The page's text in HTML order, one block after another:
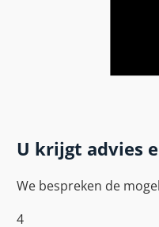
U krijgt advies
We bespreken de
4